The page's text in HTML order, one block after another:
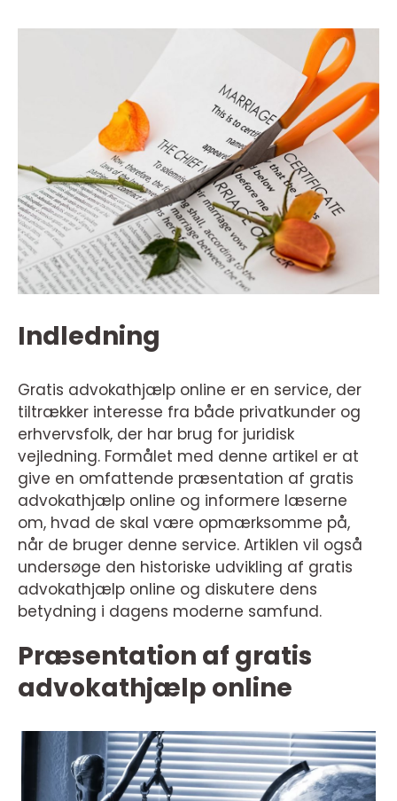
Indledning
Gratis advokathjælp online er en service, der
tiltrækker interesse fra både privatkunder og
erhvervsfolk, der har brug for juridisk
vejledning. Formålet med denne artikel er at
give en omfattende præsentation af gratis
advokathjælp online og informere læserne
om, hvad de skal være opmærksomme på,
når de bruger denne service. Artiklen vil også
undersøge den historiske udvikling af gratis
advokathjælp online og diskutere dens
betydning i dagens moderne samfund.
Præsentation af gratis
advokathjælp online